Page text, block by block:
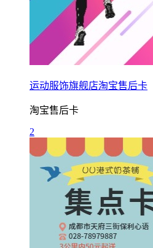
运动服饰旗舰店淘宝售后卡
淘宝售后卡
2